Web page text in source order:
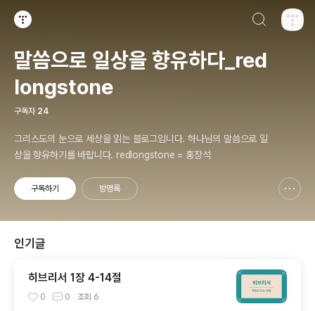
말씀으로 일상을 향유하다_red
longstone
구독자 24
그리스도의 눈으로 세상을 읽는 블로그입니다. 하나님의 말씀으로 일
상을 향유하기를 바랍니다. redlongstone = 홍장석
구독하기 방명록
인기글
히브리서 1장 4-14절
0 0 조회 6